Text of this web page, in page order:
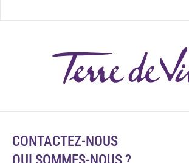
CONTACTEZ-NOUS